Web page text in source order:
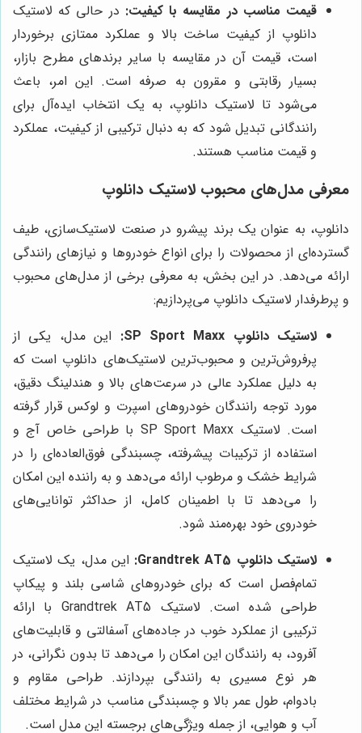
قیمت مناسب در مقایسه با کیفیت: در حالی که لاستیک
دانلوپ از کیفیت ساخت بالا و عملکرد ممتازی برخوردار
است، قیمت آن در مقایسه با سایر برندهای مطرح بازار،
بسیار رقابتی و مقرون به صرفه است. این امر، باعث
می‌شود تا لاستیک دانلوپ، به یک انتخاب ایده‌آل برای
رانندگانی تبدیل شود که به دنبال ترکیبی از کیفیت، عملکرد
و قیمت مناسب هستند.
معرفی مدل‌های محبوب لاستیک دانلوپ
دانلوپ، به عنوان یک برند پیشرو در صنعت لاستیک‌سازی، طیف
گسترده‌ای از محصولات را برای انواع خودروها و نیازهای رانندگی
ارائه می‌دهد. در این بخش، به معرفی برخی از مدل‌های محبوب
و پرطرفدار لاستیک دانلوپ می‌پردازیم:
لاستیک دانلوپ SP Sport Maxx:
این مدل، یکی از
پرفروش‌ترین و محبوب‌ترین لاستیک‌های دانلوپ است که
به دلیل عملکرد عالی در سرعت‌های بالا و هندلینگ دقیق،
مورد توجه رانندگان خودروهای اسپرت و لوکس قرار گرفته
است. لاستیک SP Sport Maxx با طراحی خاص آج و
استفاده از ترکیبات پیشرفته، چسبندگی فوق‌العاده‌ای را در
شرایط خشک و مرطوب ارائه می‌دهد و به راننده این امکان
را می‌دهد تا با اطمینان کامل، از حداکثر توانایی‌های
خودروی خود بهره‌مند شود.
لاستیک دانلوپ Grandtrek AT5:
این مدل، یک لاستیک
تمام‌فصل است که برای خودروهای شاسی بلند و پیکاپ
طراحی شده است. لاستیک Grandtrek AT5 با ارائه
ترکیبی از عملکرد خوب در جاده‌های آسفالتی و قابلیت‌های
آفرود، به رانندگان این امکان را می‌دهد تا بدون نگرانی، در
هر نوع مسیری به رانندگی بپردازند. طراحی مقاوم و
بادوام، طول عمر بالا و چسبندگی مناسب در شرایط مختلف
آب و هوایی، از جمله ویژگی‌های برجسته این مدل است.